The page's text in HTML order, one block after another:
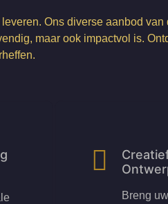
Ons diverse aanbod
maar ook impactvol is.
Breng